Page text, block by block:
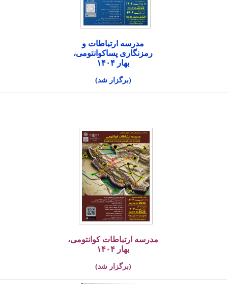
مدرسه ارتباطات و
رمزنگاری پساکوانتومی،
بهار ۱۴۰۴
(برگزار شد)
مدرسه ارتباطات کوانتومی،
بهار ۱۴۰۴
(برگزار شد)